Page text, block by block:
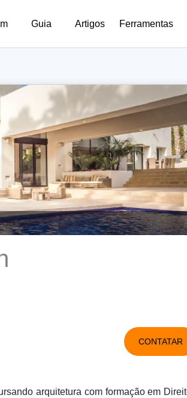
Guia Artigos Ferramentas
CONTATAR
arquitetura com formação em